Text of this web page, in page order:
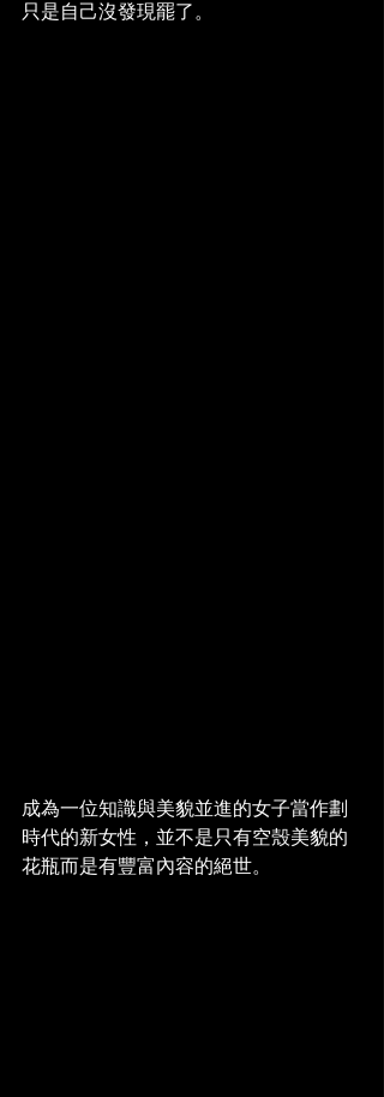
只是自己沒發現罷了。
成為一位知識與美貌並進的女子當作劃
時代的新女性，並不是只有空殼美貌的
花瓶而是有豐富內容的絕世。